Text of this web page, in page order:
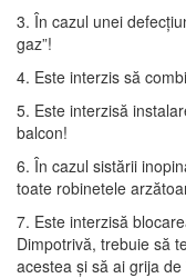
3. În cazul unei
gaz”!
4. Este interzis să
5. Este interzisă
balcon!
6. În cazul sistării
toate robinetele
7. Este interzisă
Dimpotrivă, trebuie să
acestea și să ai grija